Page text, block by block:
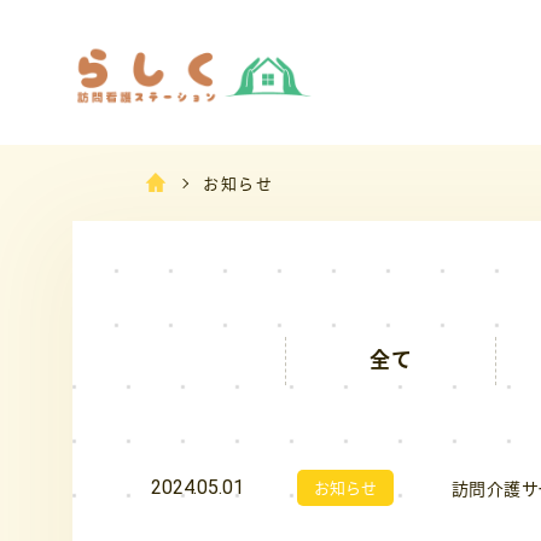
お知らせ
全て
2024.05.01 お知らせ 訪問介護